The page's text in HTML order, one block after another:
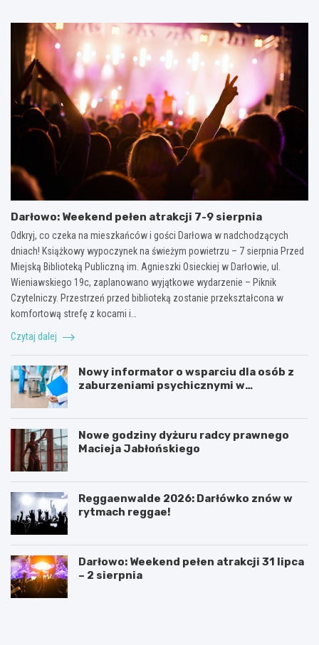
Darłowo: Weekend pełen atrakcji 7-9 sierpnia
Odkryj, co czeka na mieszkańców i gości Darłowa w nadchodzących
dniach! Książkowy wypoczynek na świeżym powietrzu – 7 sierpnia Przed
Miejską Biblioteką Publiczną im. Agnieszki Osieckiej w Darłowie, ul.
Wieniawskiego 19c, zaplanowano wyjątkowe wydarzenie – Piknik
Czytelniczy. Przestrzeń przed biblioteką zostanie przekształcona w
komfortową strefę z kocami i…
Czytaj dalej
Nowy informator o wsparciu dla osób z
zaburzeniami psychicznymi w
Nowe godziny dyżuru radcy prawnego
Macieja Jabłońskiego
Reggaenwalde 2026: Darłówko znów w
rytmach reggae!
Darłowo: Weekend pełen atrakcji 31 lipca
– 2 sierpnia